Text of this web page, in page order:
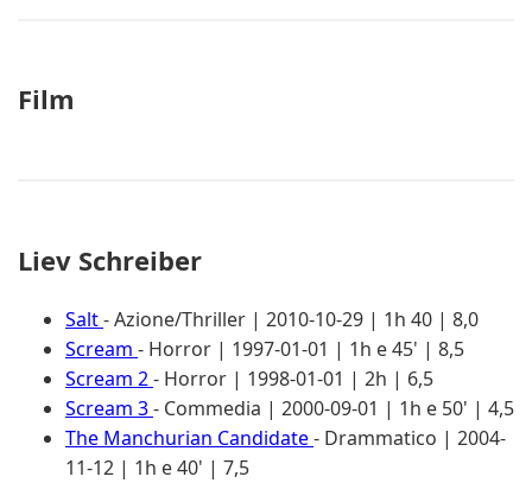
Film
Liev Schreiber
Salt- Azione/Thriller | 2010-10-29 | 1h 40 | 8,0
Scream - Horror | 1997-01-01 | 1h e 45' | 8,5
Scream 2- Horror | 1998-01-01 | 2h | 6,5
Scream 3- Commedia | 2000-09-01 | 1h e 50' | 4,5
The Manchurian Candidate- Drammatico | 2004-
11-12 | 1h e 40' | 7,5